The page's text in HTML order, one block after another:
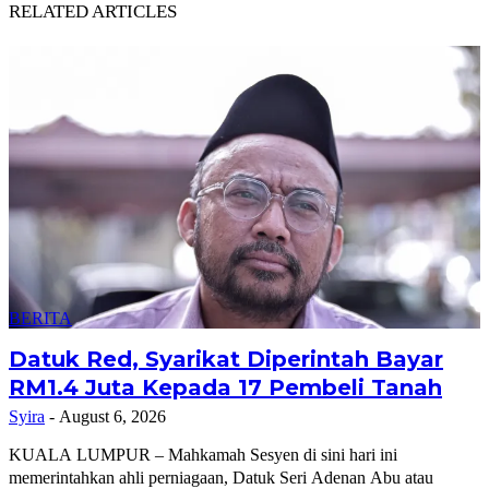
RELATED ARTICLES
BERITA
Datuk Red, Syarikat Diperintah Bayar
RM1.4 Juta Kepada 17 Pembeli Tanah
Syira - August 6, 2026
KUALA LUMPUR – Mahkamah Sesyen di sini hari ini
memerintahkan ahli perniagaan, Datuk Seri Adenan Abu atau